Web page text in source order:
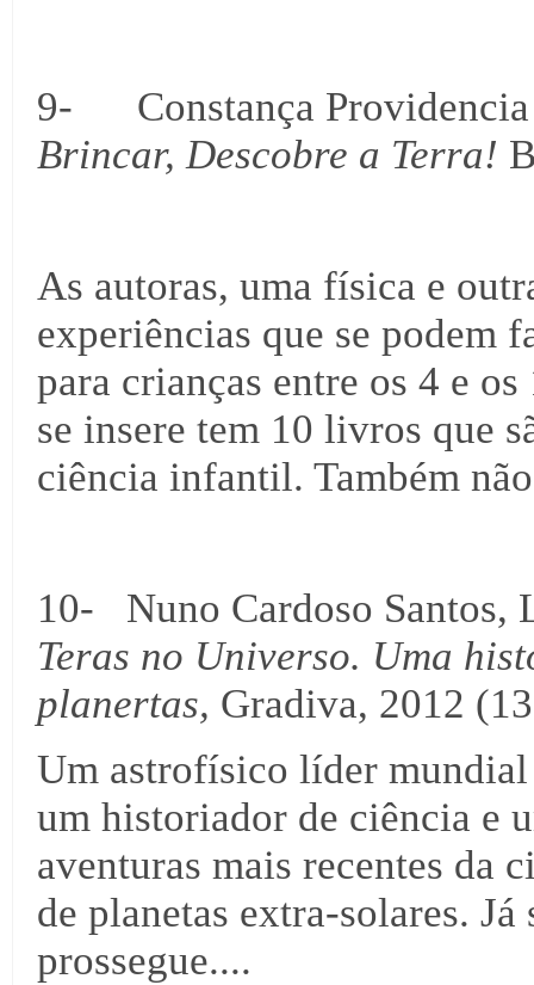
9- Constança Providencia
Brincar, Descobre a Terra!
As autoras, uma física e
experiências que se podem
para crianças entre os 4 e
se insere tem 10 livros que
ciência infantil. Também
10- Nuno Cardoso Santos,
Teras no Universo. Uma
planertas, Gradiva, 2012
Um astrofísico líder mundial
um historiador de ciência e
aventuras mais recentes da
de planetas extra-solares.
prossegue....